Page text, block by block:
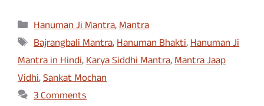
Categories
Hanuman Ji Mantra,Mantra
Tags
Bajrangbali Mantra,Hanuman Bhakti,Hanuman Ji
Mantra in Hindi,Karya Siddhi Mantra,Mantra Jaap
Vidhi,Sankat Mochan
3 Comments